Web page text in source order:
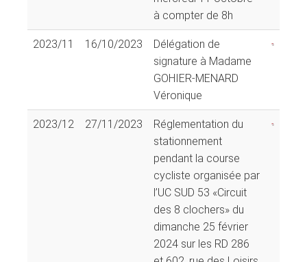
à compter de 8h
2023/11 16/10/2023
Délégation de
signature à Madame
GOHIER-MENARD
Véronique
2023/12 27/11/2023
Réglementation du
stationnement
pendant la course
cycliste organisée par
l’UC SUD 53 «Circuit
des 8 clochers» du
dimanche 25 février
2024 sur les RD 286